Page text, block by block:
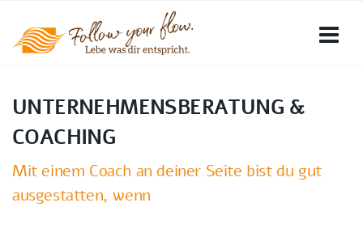
UNTERNEHMENSBERATUNG &
COACHING
Mit einem Coach an deiner Seite bist du gut
ausgestatten, wenn